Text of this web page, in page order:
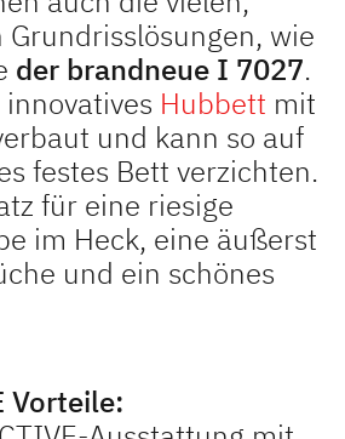
wie
der brandneue I 7027.
Hubbett mit
und kann so auf
festes Bett verzichten.
für eine riesige
im Heck, eine äußerst
und ein schönes
Vorteile: